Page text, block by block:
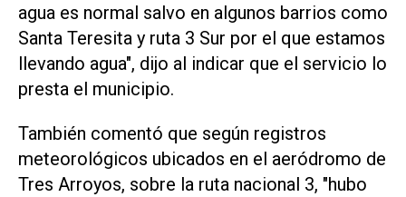
agua es normal salvo en algunos barrios como
Santa Teresita y ruta 3 Sur por el que estamos
llevando agua", dijo al indicar que el servicio lo
presta el municipio.
También comentó que según registros
meteorológicos ubicados en el aeródromo de
Tres Arroyos, sobre la ruta nacional 3, "hubo